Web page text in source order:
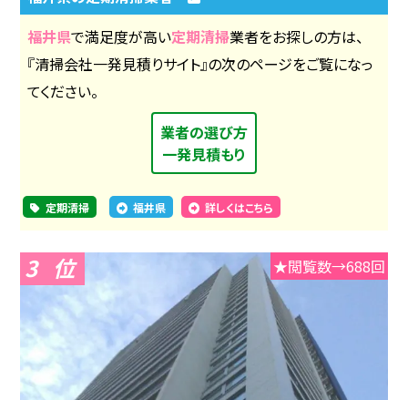
福井県で満足度が高い定期清掃業者をお探しの方は、
『清掃会社一発見積りサイト』の次のページをご覧になっ
てください。
業者の選び方
一発見積もり
定期清掃 福井県 詳しくはこちら
3 ★閲覧数→688回